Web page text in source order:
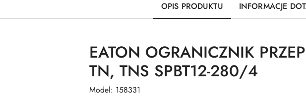
OPIS PRODUKTU INFORMACJE
EATON OGRANICZNIK
TN, TNS SPBT12-280/4
Model: 158331